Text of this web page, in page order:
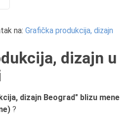
na: Grafička produkcija, dizajn
dizajn u
dizajn Beograd" blizu mene
?